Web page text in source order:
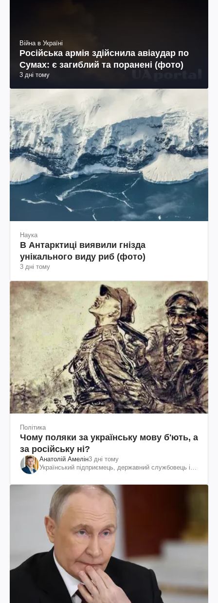
Війна в Україні
Російська армія здійснила авіаудар по
Сумах: є загиблий та поранені (фото)
3 дні тому
Наука
В Антарктиці виявили гнізда
унікального виду риб (фото)
3 дні тому
Політика
Чому поляки за українську мову б'ють, а
за російську ні?
Анатолій Амелін3 дні тому
Український підприємець, державний службовець і